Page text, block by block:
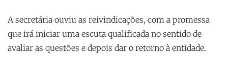
A secretária ouviu as reivindicações, com a promessa
que irá iniciar uma escuta qualificada no sentido de
avaliar as questões e depois dar o retorno à entidade.